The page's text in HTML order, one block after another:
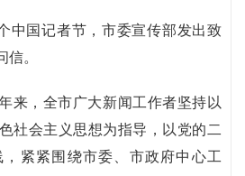
中国记者节，市委宣传部发出致
。
来，全市广大新闻工作者坚持以
社会主义思想为指导，以党的二
紧紧围绕市委、市政府中心工